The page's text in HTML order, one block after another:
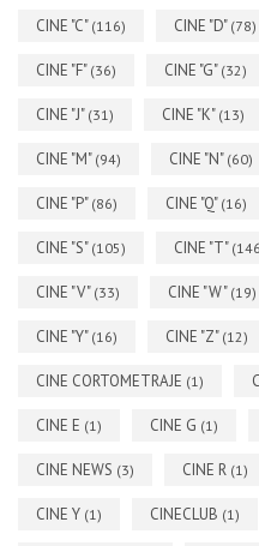
CINE "C" (116) CINE "D" (78)
CINE "F" (36) CINE "G" (32)
CINE "J" (31) CINE "K" (13)
CINE "M" (94) CINE "N" (60)
CINE "P" (86) CINE "Q" (16)
CINE "S" (105) CINE "T"
CINE "V" (33) CINE "W" (19)
CINE "Y" (16) CINE "Z" (12)
CINE CORTOMETRAJE (1)
CINE E (1) CINE G (1)
CINE NEWS (3) CINE R (1)
CINE Y (1) CINECLUB (1)